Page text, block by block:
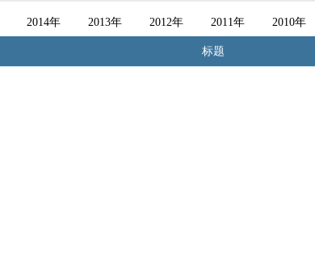
2014年 2013年 2012年 2011年 2010年
标题